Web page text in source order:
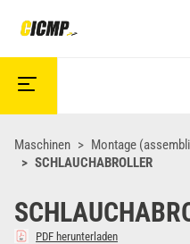
Maschinen
Montage
SCHLAUCHABROLLER
PDF herunterladen